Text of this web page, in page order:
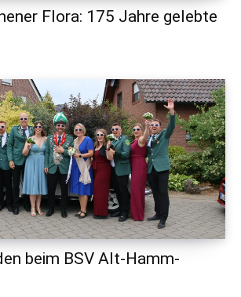
Flora: 175 Jahre gelebte
beim BSV Alt-Hamm-